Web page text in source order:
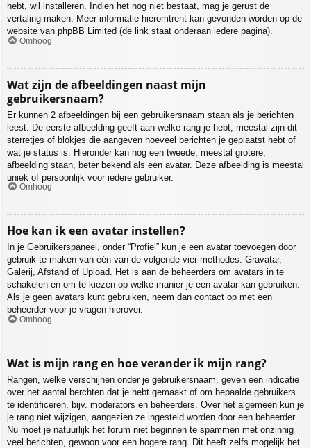
hebt, wil installeren. Indien het nog niet bestaat, mag je gerust de
vertaling maken. Meer informatie hieromtrent kan gevonden worden op de
website van phpBB Limited (de link staat onderaan iedere pagina).
Omhoog
Wat zijn de afbeeldingen naast mijn
gebruikersnaam?
Er kunnen 2 afbeeldingen bij een gebruikersnaam staan als je berichten
leest. De eerste afbeelding geeft aan welke rang je hebt, meestal zijn dit
sterretjes of blokjes die aangeven hoeveel berichten je geplaatst hebt of
wat je status is. Hieronder kan nog een tweede, meestal grotere,
afbeelding staan, beter bekend als een avatar. Deze afbeelding is meestal
uniek of persoonlijk voor iedere gebruiker.
Omhoog
Hoe kan ik een avatar instellen?
In je Gebruikerspaneel, onder “Profiel” kun je een avatar toevoegen door
gebruik te maken van één van de volgende vier methodes: Gravatar,
Galerij, Afstand of Upload. Het is aan de beheerders om avatars in te
schakelen en om te kiezen op welke manier je een avatar kan gebruiken.
Als je geen avatars kunt gebruiken, neem dan contact op met een
beheerder voor je vragen hierover.
Omhoog
Wat is mijn rang en hoe verander ik mijn rang?
Rangen, welke verschijnen onder je gebruikersnaam, geven een indicatie
over het aantal berchten dat je hebt gemaakt of om bepaalde gebruikers
te identificeren, bijv. moderators en beheerders. Over het algemeen kun je
je rang niet wijzigen, aangezien ze ingesteld worden door een beheerder.
Nu moet je natuurlijk het forum niet beginnen te spammen met onzinnig
veel berichten, gewoon voor een hogere rang. Dit heeft zelfs mogelijk het